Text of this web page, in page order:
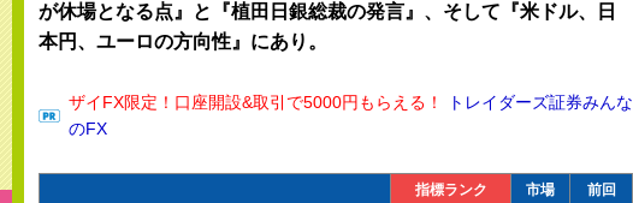
が休場となる点』と『植田日銀総裁の発言』、そして『米ドル、日
本円、ユーロの方向性』にあり。
ザイFX限定！口座開設&取引で5000円もらえる！
トレイダーズ証券みんな
のFX
指標ランク
市場
前回